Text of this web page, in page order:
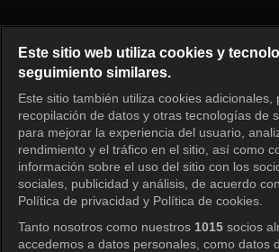
Iniciar sesión
Este sitio web utiliza cookies y
seguimiento similares.
Este sitio también utiliza cookies adicionales,
recopilación de datos y otras tecnologías de
para mejorar la experiencia del usuario,
rendimiento y el tráfico en el sitio, así como
información sobre el uso del sitio con los
sociales, publicidad y análisis, de acuerdo
Política de privacidad y Política de cookies.
Tanto nosotros como nuestros 1015 socios
accedemos a datos personales, como datos